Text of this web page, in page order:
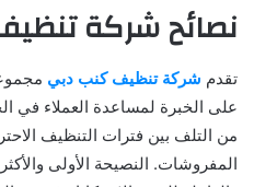
نصائح شركة
تقدم شركة تنظيف كنب دبي
على الخبرة لمساعدة العملاء في
من التلف بين فترات التنظيف
المفروشات. النصيحة الأولى